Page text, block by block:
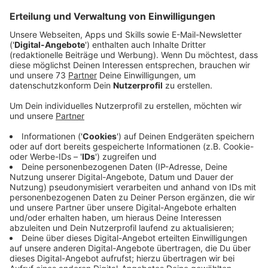
Anzeige
Polizei denkt, dass der Täter weitermacht
Anzeige
Die Frau war gegen 10 Uhr 50 auf einem Rad- und
Fußweg zwischen "In der Hardt" und
"Brandströmstraße" joggen. Da näherte sich ein Mann
von hinten mit dem Fahrrad und fasste der Frau ans
Gesäß. Dann entfernte er sich. Die Kreispolizei Borken
geht von einem Serientäter aus, denn es gab in
Bocholt in den vergangenen Monaten schon ähnliche
Vorfälle.